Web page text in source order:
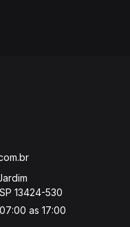
13424-530
as 17:00